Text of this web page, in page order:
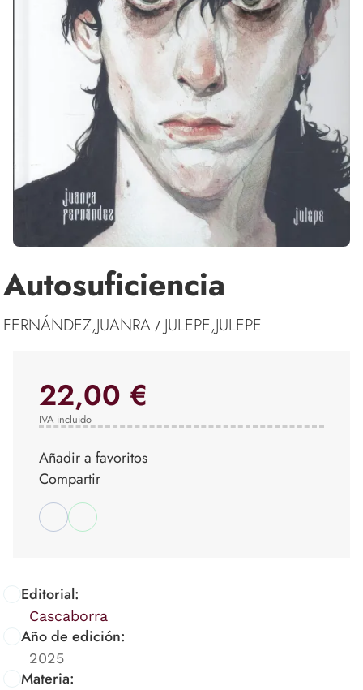
Autosuficiencia
FERNÁNDEZ,JUANRA / JULEPE,JULEPE
Editorial:
Cascaborra
Año de edición:
2025
Materia:
22,00 €
IVA incluido
Añadir a favoritos
Compartir